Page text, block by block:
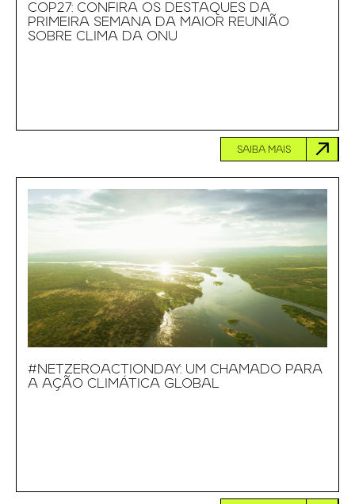
COP27: CONFIRA OS DESTAQUES DA
PRIMEIRA SEMANA DA MAIOR REUNIÃO
SOBRE CLIMA DA ONU
SAIBA MAIS
#NETZEROACTIONDAY: UM CHAMADO PARA
A AÇÃO CLIMÁTICA GLOBAL